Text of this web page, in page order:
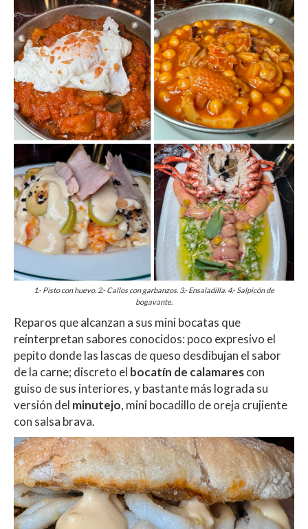
1.- Pisto con huevo. 2.- Callos con garbanzos. 3.- Ensaladilla. 4.- Salpicón de
bogavante.
Reparos que alcanzan a sus mini bocatas que
reinterpretan sabores conocidos: poco expresivo el
pepito donde las lascas de queso desdibujan el sabor
de la carne; discreto el bocatín de calamarescon
guiso de sus interiores, y bastante más lograda su
versión del minutejo, mini bocadillo de oreja crujiente
con salsa brava.